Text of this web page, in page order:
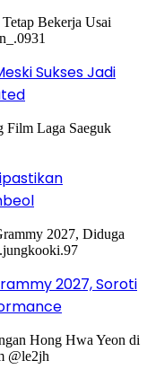
Sukses Jadi
2027, Soroti